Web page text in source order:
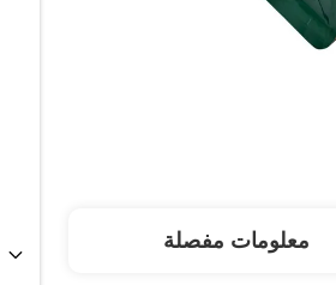
معلومات مفصلة